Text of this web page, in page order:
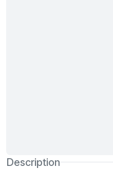
Description